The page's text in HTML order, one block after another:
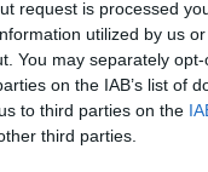
request is processed
utilized by us
You may separately
on the IAB’s list of
to third parties on the
third parties.